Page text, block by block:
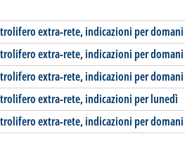
extra-rete, indicazioni per domani
extra-rete, indicazioni per domani
extra-rete, indicazioni per domani
extra-rete, indicazioni per lunedì
extra-rete, indicazioni per domani